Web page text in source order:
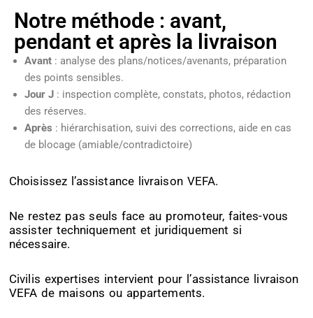
Notre méthode : avant,
pendant et après la livraison
Avant : analyse des plans/notices/avenants, préparation
des points sensibles.
Jour J : inspection complète, constats, photos, rédaction
des réserves.
Après : hiérarchisation, suivi des corrections, aide en cas
de blocage (amiable/contradictoire)
Choisissez l’assistance livraison VEFA.
Ne restez pas seuls face au promoteur, faites-vous
assister techniquement et juridiquement si
nécessaire.
Civilis expertises intervient pour l’assistance livraison
VEFA de maisons ou appartements.